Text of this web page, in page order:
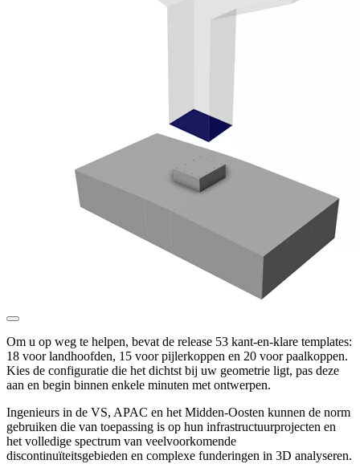
Om u op weg te helpen, bevat de release 53 kant-en-klare templates:
18 voor landhoofden, 15 voor pijlerkoppen en 20 voor paalkoppen.
Kies de configuratie die het dichtst bij uw geometrie ligt, pas deze
aan en begin binnen enkele minuten met ontwerpen.
Ingenieurs in de VS, APAC en het Midden-Oosten kunnen de norm
gebruiken die van toepassing is op hun infrastructuurprojecten en
het volledige spectrum van veelvoorkomende
discontinuïteitsgebieden en complexe funderingen in 3D analyseren.